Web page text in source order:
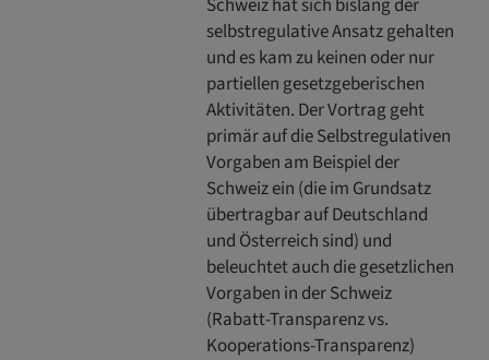
Schweiz hat sich bislang der
selbstregulative Ansatz gehalten
und es kam zu keinen oder nur
partiellen gesetzgeberischen
Aktivitäten. Der Vortrag geht
primär auf die Selbstregulativen
Vorgaben am Beispiel der
Schweiz ein (die im Grundsatz
übertragbar auf Deutschland
und Österreich sind) und
beleuchtet auch die gesetzlichen
Vorgaben in der Schweiz
(Rabatt-Transparenz vs.
Kooperations-Transparenz)